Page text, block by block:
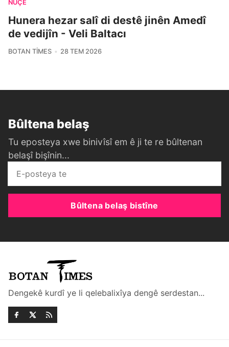
NÛÇE
Hunera hezar salî di destê jinên Amedî
de vedijîn - Veli Baltacı
BOTAN TIMES 28 TEM 2026
Bûltena belaş
Tu eposteya xwe binivîsî em ê ji te re bûltenan
belaşî bişînin...
Bûltena belaş bistîne
Dengekê kurdî ye li qelebalixîya dengê serdestan...